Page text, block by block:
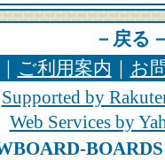
－戻る
｜ ご利用案内 ｜ お
Supported by
Web Services by